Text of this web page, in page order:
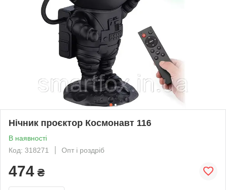
Нічник проєктор Космонавт 116
В наявності
Код: 318271
Опт і роздріб
474 ₴